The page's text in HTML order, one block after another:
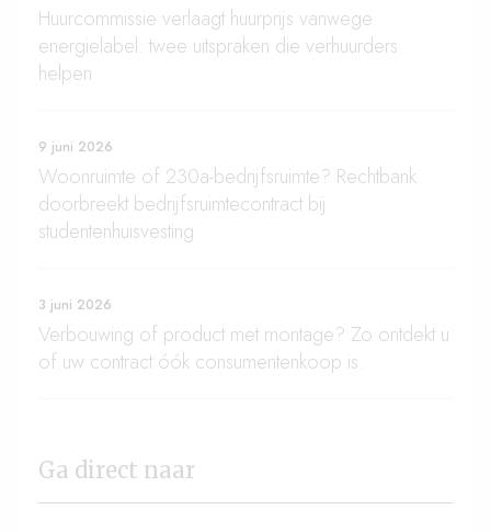
Huurcommissie verlaagt huurprijs vanwege
energielabel: twee uitspraken die verhuurders
helpen
9 juni 2026
Woonruimte of 230a-bedrijfsruimte? Rechtbank
doorbreekt bedrijfsruimtecontract bij
studentenhuisvesting
3 juni 2026
Verbouwing of product met montage? Zo ontdekt u
of uw contract óók consumentenkoop is.
Ga direct naar